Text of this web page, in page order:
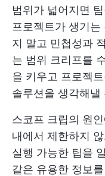
범위가 넓어지면
프로젝트가 생기
지 말고 민첩성과
는 범위 크리프를
을 키우고 프로젝
솔루션을 생각해낼
스코프 크립의 원
내에서 제한하지
실행 가능한 팁을
같은 유용한 정보